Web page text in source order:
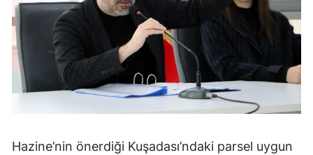
Hazine’nin önerdiği Kuşadası’ndaki parsel uygun